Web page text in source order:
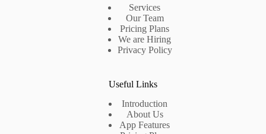
Services
Our Team
Pricing Plans
We are Hiring
Privacy Policy
Useful Links
Introduction
About Us
App Features